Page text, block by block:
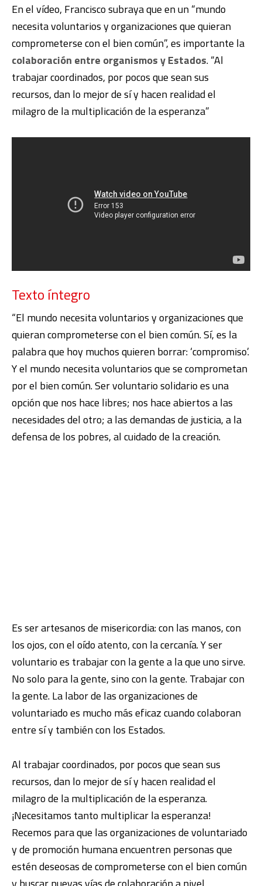
En el vídeo, Francisco subraya que en un “mundo
necesita voluntarios y organizaciones que quieran
comprometerse con el bien común”, es importante la
colaboración entre organismos y Estados. “Al
trabajar coordinados, por pocos que sean sus
recursos, dan lo mejor de sí y hacen realidad el
milagro de la multiplicación de la esperanza”
Texto íntegro
“El mundo necesita voluntarios y organizaciones que
quieran comprometerse con el bien común. Sí, es la
palabra que hoy muchos quieren borrar: ‘compromiso’.
Y el mundo necesita voluntarios que se comprometan
por el bien común. Ser voluntario solidario es una
opción que nos hace libres; nos hace abiertos a las
necesidades del otro; a las demandas de justicia, a la
defensa de los pobres, al cuidado de la creación.
Es ser artesanos de misericordia: con las manos, con
los ojos, con el oído atento, con la cercanía. Y ser
voluntario es trabajar con la gente a la que uno sirve.
No solo para la gente, sino con la gente. Trabajar con
la gente. La labor de las organizaciones de
voluntariado es mucho más eficaz cuando colaboran
entre sí y también con los Estados.
Al trabajar coordinados, por pocos que sean sus
recursos, dan lo mejor de sí y hacen realidad el
milagro de la multiplicación de la esperanza.
¡Necesitamos tanto multiplicar la esperanza!
Recemos para que las organizaciones de voluntariado
y de promoción humana encuentren personas que
estén deseosas de comprometerse con el bien común